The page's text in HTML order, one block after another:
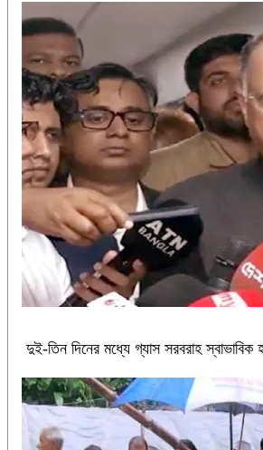
দুই-তিন দিনের মধ্যে গ্যাস সরবরাহ স্বাভাবিক